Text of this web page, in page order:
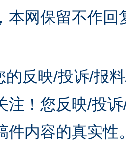
本网保留不作
的反映/投诉/报
注！您反映/投
件内容的真实